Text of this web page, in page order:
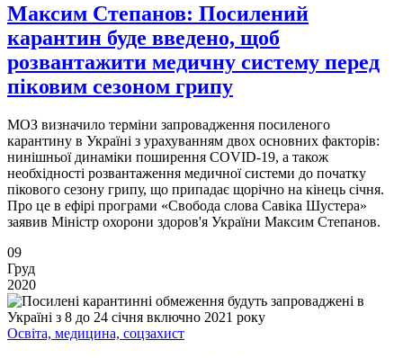
Максим Степанов: Посилений
карантин буде введено, щоб
розвантажити медичну систему перед
піковим сезоном грипу
МОЗ визначило терміни запровадження посиленого
карантину в Україні з урахуванням двох основних факторів:
нинішньої динаміки поширення COVID-19, а також
необхідності розвантаження медичної системи до початку
пікового сезону грипу, що припадає щорічно на кінець січня.
Про це в ефірі програми «Свобода слова Савіка Шустера»
заявив Міністр охорони здоров'я України Максим Степанов.
09
Груд
2020
Освіта, медицина, соцзахист